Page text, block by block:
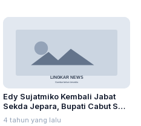
Edy Sujatmiko Kembali Jabat
Sekda Jepara, Bupati Cabut SK
Pembebas Tugasan
4 tahun yang lalu